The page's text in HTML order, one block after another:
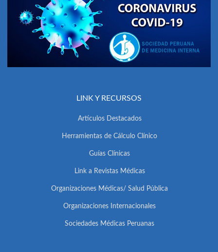
LINK Y RECURSOS
Artículos Destacados
Herramientas de Cálculo Clínico
Guías Clínicas
Link a Revistas Médicas
Organizaciones Médicas/ Salud Pública
Organizaciones Internacionales
Sociedades Médicas Peruanas